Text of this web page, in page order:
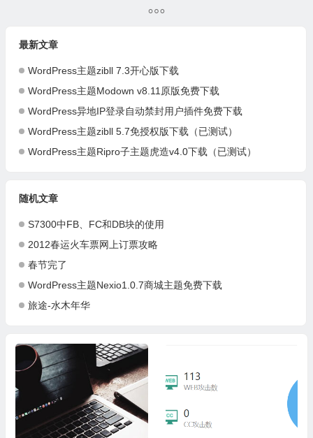
最新文章
WordPress主题zibll 7.3开心版下载
WordPress主题Modown v8.11原版免费下载
WordPress异地IP登录自动禁封用户插件免费下载
WordPress主题zibll 5.7免授权版下载（已测试）
WordPress主题Ripro子主题虎造v4.0下载（已测试）
随机文章
S7300中FB、FC和DB块的使用
2012春运火车票网上订票攻略
春节完了
WordPress主题Nexio1.0.7商城主题免费下载
旅途-水木年华